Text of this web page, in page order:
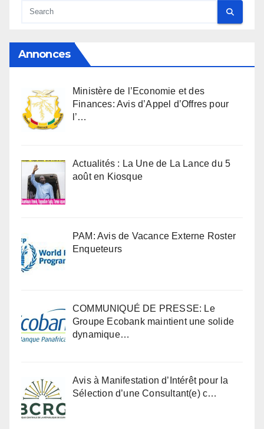
Annonces
Ministère de l’Economie et des
Finances: Avis d’Appel d’Offres pour
l’…
Actualités : La Une de La Lance du 5
août en Kiosque
PAM: Avis de Vacance Externe Roster
Enqueteurs
COMMUNIQUÉ DE PRESSE: Le
Groupe Ecobank maintient une solide
dynamique…
Avis à Manifestation d’Intérêt pour la
Sélection d’une Consultant(e) c…